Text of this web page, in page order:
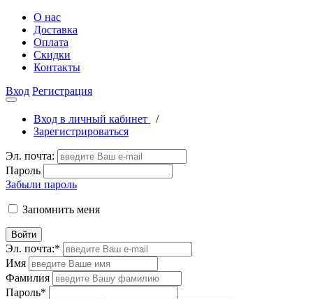
О нас
Доставка
Оплата
Скидки
Контакты
Вход Регистрация
Вход в личный кабинет
/
Зарегистрироваться
Эл. почта:
Пароль
Забыли пароль
Запомнить меня
Войти
Эл. почта:*
Имя
Фамилия
Пароль*